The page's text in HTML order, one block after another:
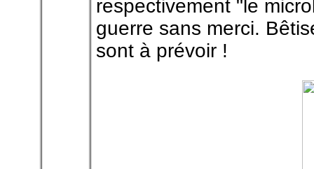
respectivement "le
guerre sans merci.
sont à prévoir !